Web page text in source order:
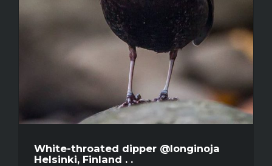
White-throated dipper @longinoja
Helsinki, Finland . .